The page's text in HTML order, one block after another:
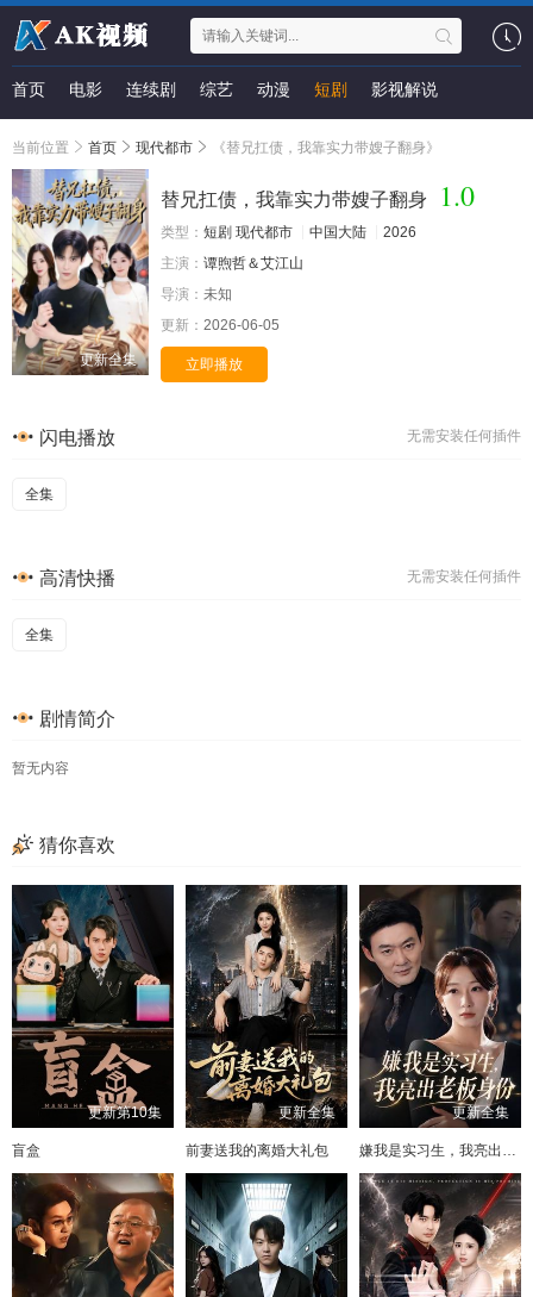
首页 电影 连续剧 综艺 动漫 短剧 影视解说
当前位置 首页 现代都市 《替兄扛债，我靠实力带嫂子翻身》
更新全集
替兄扛债，我靠实力带嫂子翻身 1.0
类型： 短剧 现代都市 中国大陆
2026
主演： 谭煦哲＆艾江山
导演： 未知
更新： 2026-06-05
立即播放
无需安装任何插件
闪电播放
全集
无需安装任何插件
高清快播
全集
剧情简介
暂无内容
猜你喜欢
更新第10集
盲盒
更新全集
前妻送我的离婚大礼包
更新全集
嫌我是实习生，我亮出老板身份